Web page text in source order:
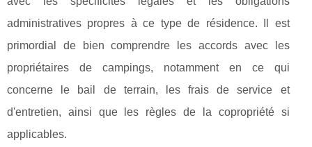
administratives propres à ce type de résidence. Il est
primordial de bien comprendre les accords avec les
propriétaires de campings, notamment en ce qui
concerne le bail de terrain, les frais de service et
d'entretien, ainsi que les règles de la copropriété si
applicables.